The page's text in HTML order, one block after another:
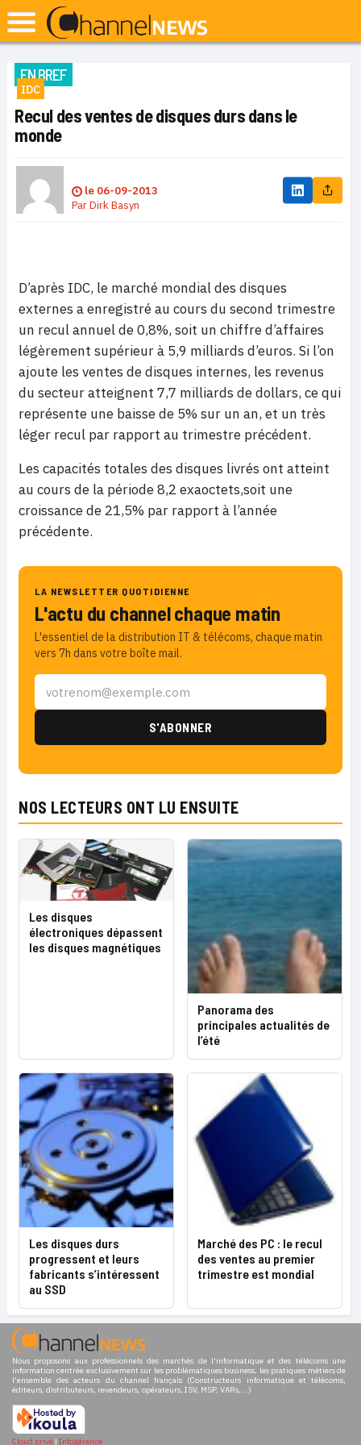
EN BREF
IDC
Recul des ventes de disques durs dans le
monde
le 06-09-2013
ParDirk Basyn
D’après IDC, le marché mondial des disques
externes a enregistré au cours du second trimestre
un recul annuel de 0,8%, soit un chiffre d’affaires
légèrement supérieur à 5,9 milliards d’euros. Si l’on
ajoute les ventes de disques internes, les revenus
du secteur atteignent 7,7 milliards de dollars, ce qui
représente une baisse de 5% sur un an, et un très
léger recul par rapport au trimestre précédent.
Les capacités totales des disques livrés ont atteint
au cours de la période 8,2 exaoctets,soit une
croissance de 21,5% par rapport à l’année
précédente.
LA NEWSLETTER QUOTIDIENNE
L'actu du channel chaque matin
L'essentiel de la distribution IT & télécoms, chaque matin
vers 7h dans votre boîte mail.
NOS LECTEURS ONT LU ENSUITE
Les disques
électroniques dépassent
les disques magnétiques
Panorama des
principales actualités de
l’été
Les disques durs
progressent et leurs
fabricants s’intéressent
au SSD
Marché des PC : le recul
des ventes au premier
trimestre est mondial
Nous proposons aux professionnels des marchés de l'informatique et des télécoms une
information centrée exclusivement sur les problématiques business, les pratiques métiers de
l'ensemble des acteurs du channel français (Constructeurs informatique et télécoms,
éditeurs, distributeurs, revendeurs, opérateurs, ISV, MSP, VARs,...)
Cloud privé | Infogérance